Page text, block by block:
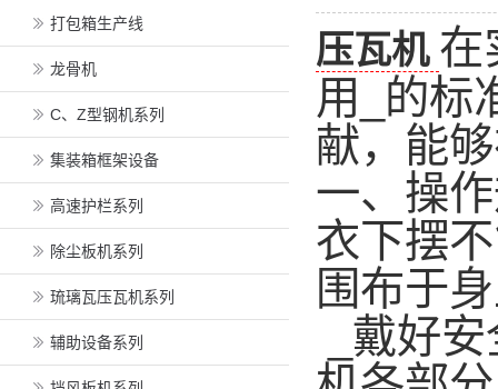
压瓦机 在
用_的标
献，能
一、操
衣下摆
围布于
_戴好
打包箱生产线
龙骨机
C、Z型钢机系列
集装箱框架设备
高速护栏系列
除尘板机系列
琉璃瓦压瓦机系列
辅助设备系列